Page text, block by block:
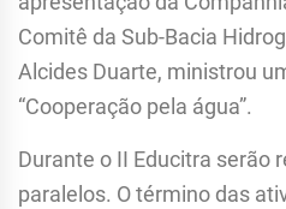
Comitê da Sub-Bacia
Alcides Duarte, ministrou
“Cooperação pela água”.
Durante o II Educitra serão
paralelos. O término das